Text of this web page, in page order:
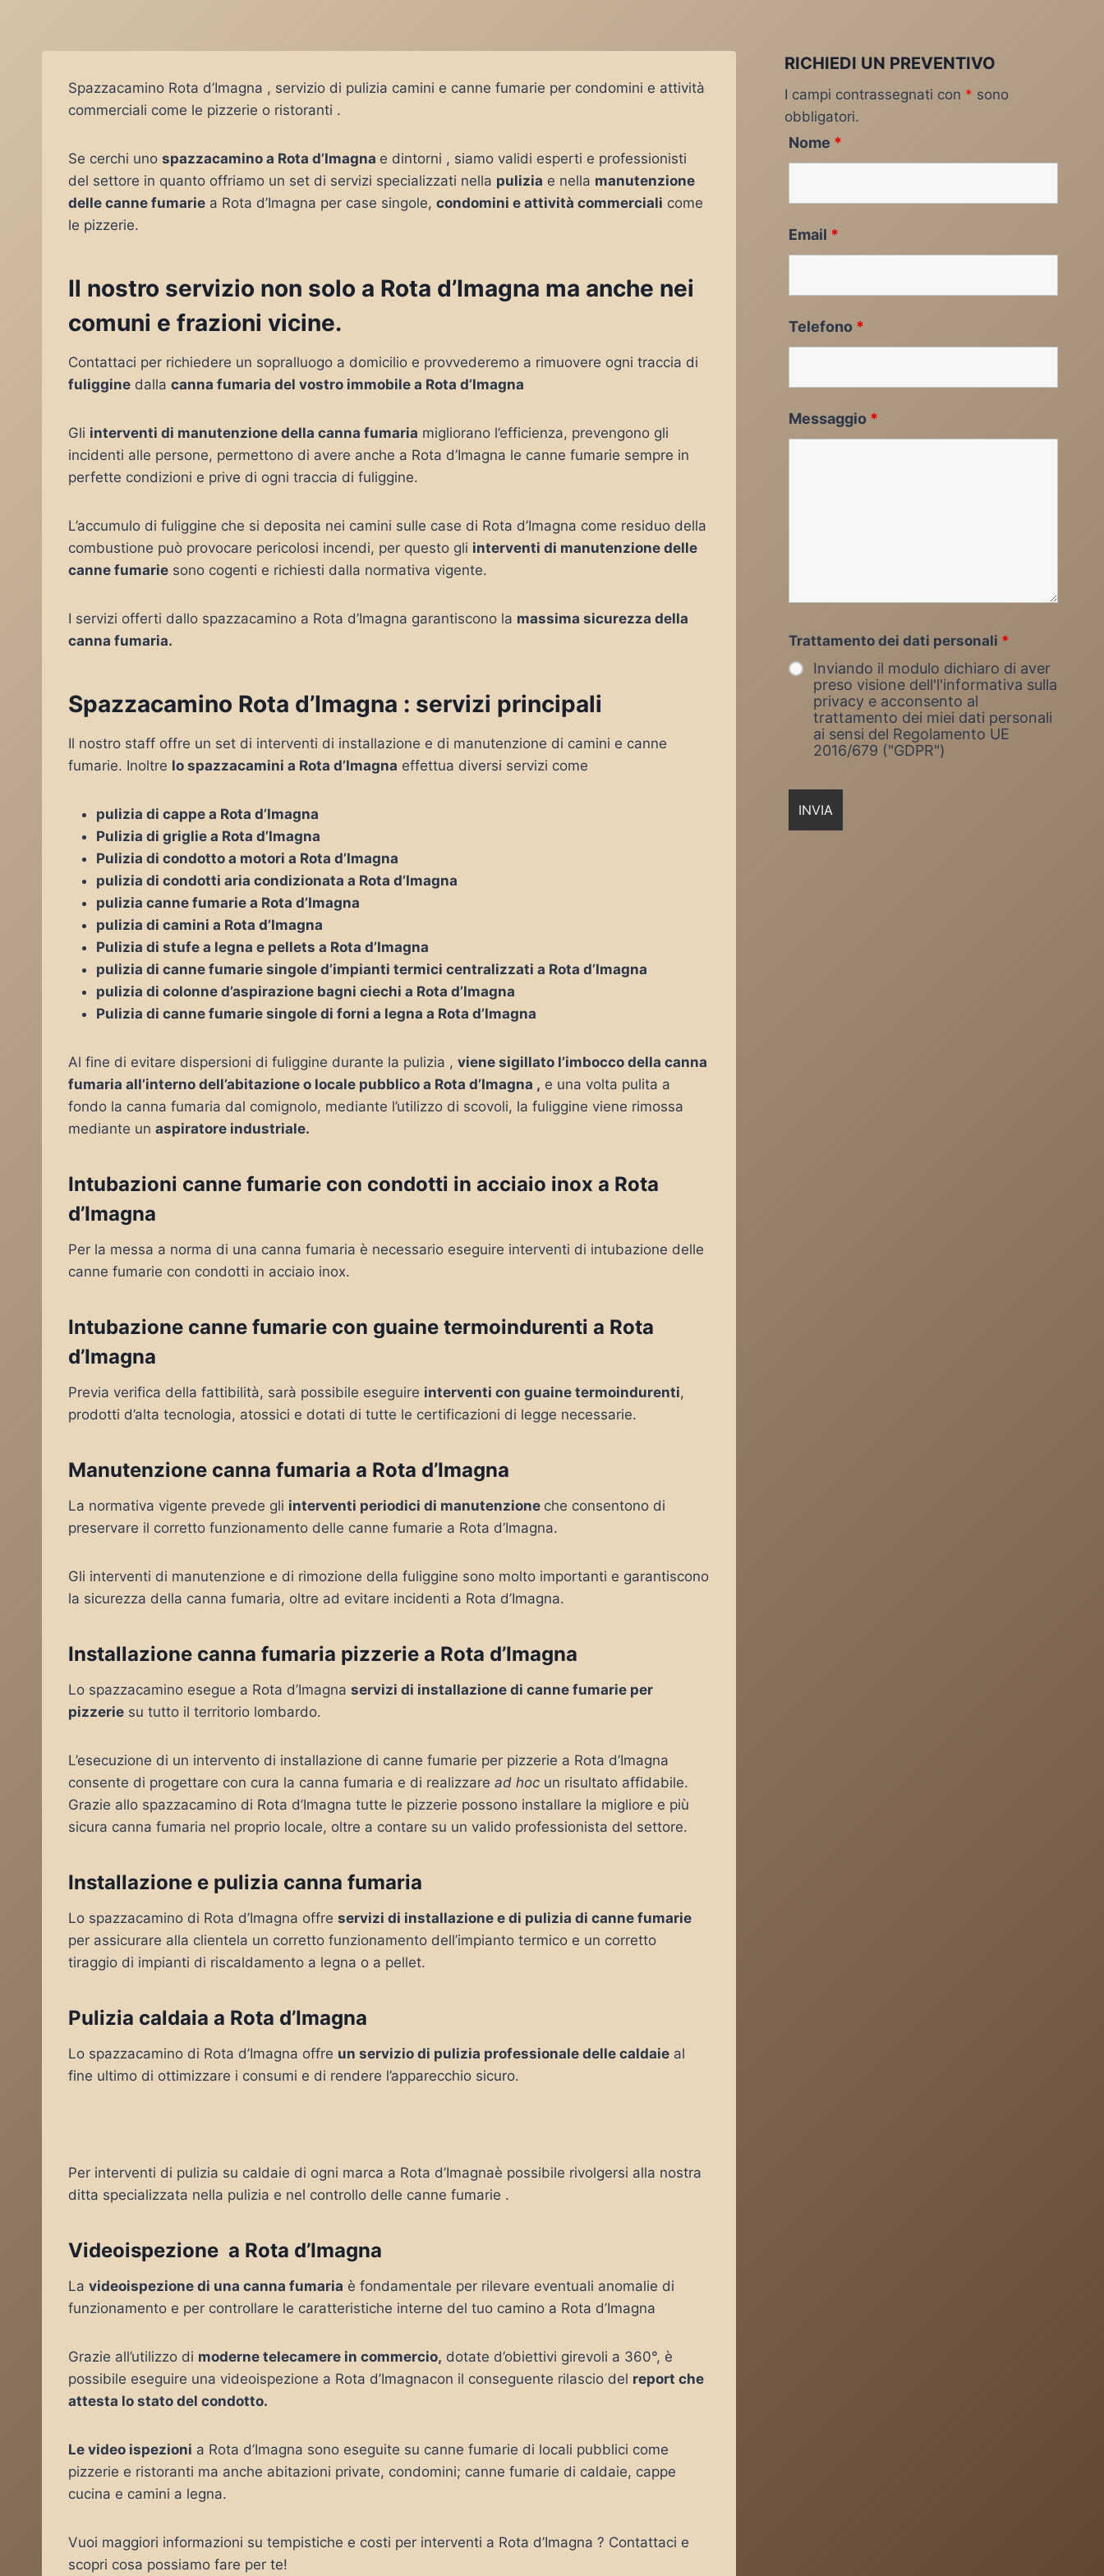
Spazzacamino Rota d’Imagna , servizio di pulizia camini e canne fumarie per condomini e attività
commerciali come le pizzerie o ristoranti .
Se cerchi uno spazzacamino a Rota d’Imagna e dintorni , siamo validi esperti e professionisti
del settore in quanto offriamo un set di servizi specializzati nella pulizia e nella manutenzione
delle canne fumarie a Rota d’Imagna per case singole, condomini e attività commerciali come
le pizzerie.
Il nostro servizio non solo a Rota d’Imagna ma anche nei
comuni e frazioni vicine.
Contattaci per richiedere un sopralluogo a domicilio e provvederemo a rimuovere ogni traccia di
fuliggine dalla canna fumaria del vostro immobile a Rota d’Imagna
Gli interventi di manutenzione della canna fumaria migliorano l’efficienza, prevengono gli
incidenti alle persone, permettono di avere anche a Rota d’Imagna le canne fumarie sempre in
perfette condizioni e prive di ogni traccia di fuliggine.
L’accumulo di fuliggine che si deposita nei camini sulle case di Rota d’Imagna come residuo della
combustione può provocare pericolosi incendi, per questo gli interventi di manutenzione delle
canne fumarie sono cogenti e richiesti dalla normativa vigente.
I servizi offerti dallo spazzacamino a Rota d’Imagna garantiscono la massima sicurezza della
canna fumaria.
Spazzacamino Rota d’Imagna : servizi principali
Il nostro staff offre un set di interventi di installazione e di manutenzione di camini e canne
fumarie. Inoltre lo spazzacamini a Rota d’Imagna effettua diversi servizi come
pulizia di cappe a Rota d’Imagna
Pulizia di griglie a Rota d’Imagna
Pulizia di condotto a motori a Rota d’Imagna
pulizia di condotti aria condizionata a Rota d’Imagna
pulizia canne fumarie a Rota d’Imagna
pulizia di camini a Rota d’Imagna
Pulizia di stufe a legna e pellets a Rota d’Imagna
pulizia di canne fumarie singole d’impianti termici centralizzati a Rota d’Imagna
pulizia di colonne d’aspirazione bagni ciechi a Rota d’Imagna
Pulizia di canne fumarie singole di forni a legna a Rota d’Imagna
Al fine di evitare dispersioni di fuliggine durante la pulizia , viene sigillato l’imbocco della canna
fumaria all’interno dell’abitazione o locale pubblico a Rota d’Imagna , e una volta pulita a
fondo la canna fumaria dal comignolo, mediante l’utilizzo di scovoli, la fuliggine viene rimossa
mediante un aspiratore industriale.
Intubazioni canne fumarie con condotti in acciaio inox a Rota
d’Imagna
Per la messa a norma di una canna fumaria è necessario eseguire interventi di intubazione delle
canne fumarie con condotti in acciaio inox.
Intubazione canne fumarie con guaine termoindurenti a Rota
d’Imagna
Previa verifica della fattibilità, sarà possibile eseguire interventi con guaine termoindurenti,
prodotti d’alta tecnologia, atossici e dotati di tutte le certificazioni di legge necessarie.
Manutenzione canna fumaria a Rota d’Imagna
La normativa vigente prevede gli interventi periodici di manutenzione che consentono di
preservare il corretto funzionamento delle canne fumarie a Rota d’Imagna.
Gli interventi di manutenzione e di rimozione della fuliggine sono molto importanti e garantiscono
la sicurezza della canna fumaria, oltre ad evitare incidenti a Rota d’Imagna.
Installazione canna fumaria pizzerie a Rota d’Imagna
Lo spazzacamino esegue a Rota d’Imagna servizi di installazione di canne fumarie per
pizzerie su tutto il territorio lombardo.
L’esecuzione di un intervento di installazione di canne fumarie per pizzerie a Rota d’Imagna
consente di progettare con cura la canna fumaria e di realizzare ad hoc un risultato affidabile.
Grazie allo spazzacamino di Rota d’Imagna tutte le pizzerie possono installare la migliore e più
sicura canna fumaria nel proprio locale, oltre a contare su un valido professionista del settore.
Installazione e pulizia canna fumaria
Lo spazzacamino di Rota d’Imagna offre servizi di installazione e di pulizia di canne fumarie
per assicurare alla clientela un corretto funzionamento dell’impianto termico e un corretto
tiraggio di impianti di riscaldamento a legna o a pellet.
Pulizia caldaia a Rota d’Imagna
Lo spazzacamino di Rota d’Imagna offre un servizio di pulizia professionale delle caldaie al
fine ultimo di ottimizzare i consumi e di rendere l’apparecchio sicuro.
Per interventi di pulizia su caldaie di ogni marca a Rota d’Imagnaè possibile rivolgersi alla nostra
ditta specializzata nella pulizia e nel controllo delle canne fumarie .
Videoispezione a Rota d’Imagna
La videoispezione di una canna fumaria è fondamentale per rilevare eventuali anomalie di
funzionamento e per controllare le caratteristiche interne del tuo camino a Rota d’Imagna
Grazie all’utilizzo di moderne telecamere in commercio, dotate d’obiettivi girevoli a 360°, è
possibile eseguire una videoispezione a Rota d’Imagnacon il conseguente rilascio del report che
attesta lo stato del condotto.
Le video ispezioni a Rota d’Imagna sono eseguite su canne fumarie di locali pubblici come
pizzerie e ristoranti ma anche abitazioni private, condomini; canne fumarie di caldaie, cappe
cucina e camini a legna.
Vuoi maggiori informazioni su tempistiche e costi per interventi a Rota d’Imagna ? Contattaci e
scopri cosa possiamo fare per te!
RICHIEDI UN PREVENTIVO
I campi contrassegnati con * sono
obbligatori.
Nome *
Email *
Telefono *
Messaggio *
Trattamento dei dati personali *
Inviando il modulo dichiaro di aver
preso visione dell'l'informativa sulla
privacy e acconsento al
trattamento dei miei dati personali
ai sensi del Regolamento UE
2016/679 ("GDPR")